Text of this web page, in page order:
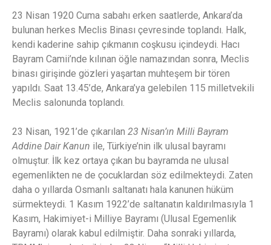
23 Nisan 1920 Cuma sabahı erken saatlerde, Ankara’da
bulunan herkes Meclis Binası çevresinde toplandı. Halk,
kendi kaderine sahip çıkmanın coşkusu içindeydi. Hacı
Bayram Camii’nde kılınan öğle namazından sonra, Meclis
binası girişinde gözleri yaşartan muhteşem bir tören
yapıldı. Saat 13.45’de, Ankara’ya gelebilen 115 milletvekili
Meclis salonunda toplandı.
23 Nisan, 1921’de çıkarılan 23 Nisan’ın Milli Bayram
Addine Dair Kanun ile, Türkiye’nin ilk ulusal bayramı
olmuştur. İlk kez ortaya çıkan bu bayramda ne ulusal
egemenlikten ne de çocuklardan söz edilmekteydi. Zaten
daha o yıllarda Osmanlı saltanatı hala kanunen hüküm
sürmekteydi. 1 Kasım 1922’de saltanatın kaldırılmasıyla 1
Kasım, Hakimiyet-i Milliye Bayramı (Ulusal Egemenlik
Bayramı) olarak kabul edilmiştir. Daha sonraki yıllarda,